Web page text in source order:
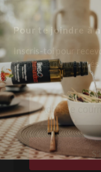
Pour te joindre à
Inscris-toi pour
dernières
Email